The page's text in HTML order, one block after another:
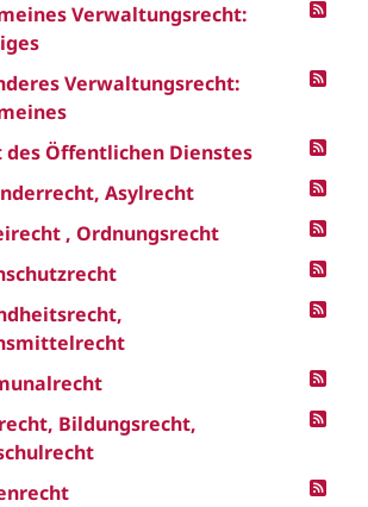
Verwaltungsrecht:
Verwaltungsrecht:
des Öffentlichen Dienstes
Asylrecht
, Ordnungsrecht
Bildungsrecht,